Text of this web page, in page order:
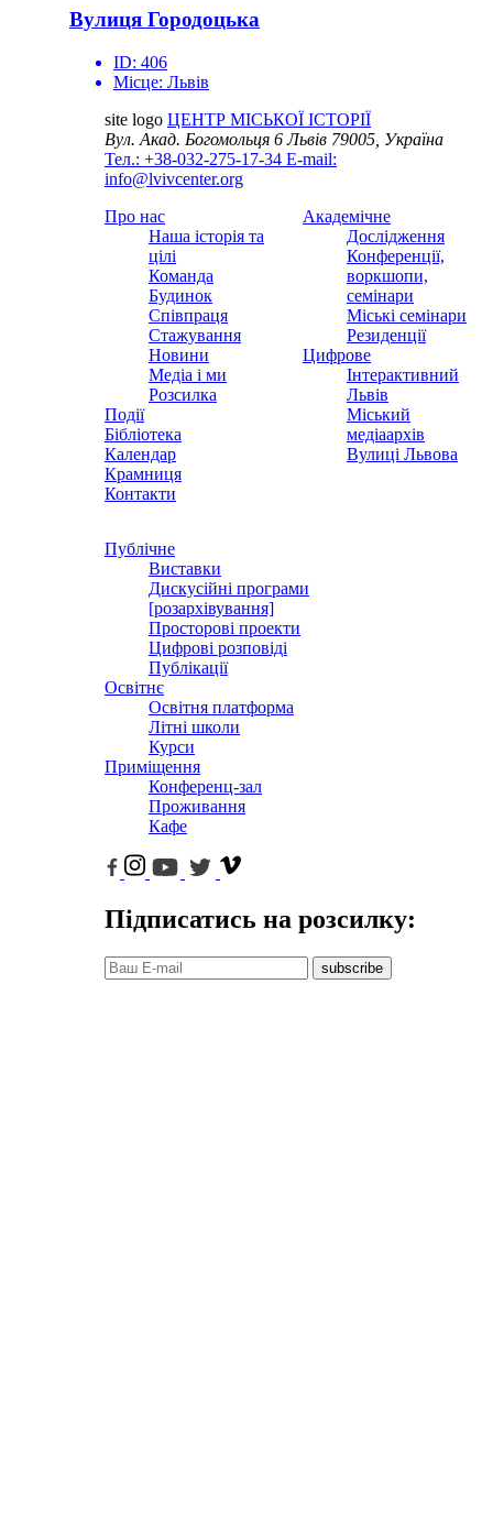
Вулиця Городоцька
ID: 406
Місце: Львів
site logo ЦЕНТР МІСЬКОЇ ІСТОРІЇ
Вул. Акад. Богомольця 6Львів 79005, Україна
Тел.: +38-032-275-17-34 E-mail:
info@lvivcenter.org
Про нас
Наша історія та
цілі
Команда
Будинок
Співпраця
Стажування
Новини
Медіа і ми
Розсилка
Події
Бібліотека
Календар
Крамниця
Контакти
Академічне
Дослідження
Конференції,
воркшопи,
семінари
Міські семінари
Резиденції
Цифрове
Інтерактивний
Львів
Міський
медіаархів
Вулиці Львова
Публічне
Виставки
Дискусійні програми
[розархівування]
Просторові проекти
Цифрові розповіді
Публікації
Освітнє
Освітня платформа
Літні школи
Курси
Приміщення
Конференц-зал
Проживання
Кафе
Підписатись на розсилку:
subscribe